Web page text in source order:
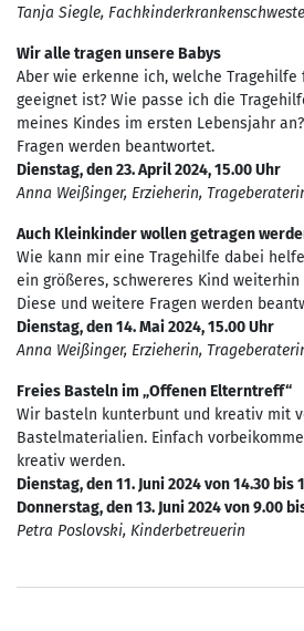
Tanja Siegle,
Wir alle tragen unsere Babys
Aber wie erkenne ich, welche
geeignet ist? Wie passe ich die
meines Kindes im ersten Lebensjahr
Fragen werden beantwortet.
Dienstag, den 23. April 2024, 15.00 Uhr
Anna Weißinger, Erzieherin,
Auch Kleinkinder wollen getragen
Wie kann mir eine Tragehilfe dabei
ein größeres, schwereres Kind weiterhin
Diese und weitere Fragen werden
Dienstag, den 14. Mai 2024, 15.00 Uhr
Anna Weißinger, Erzieherin,
Freies Basteln im „Offenen Elterntreff“
Wir basteln kunterbunt und kreativ mit
Bastelmaterialien. Einfach
kreativ werden.
Dienstag, den 11. Juni 2024 von 14.30 bis
Donnerstag, den 13. Juni 2024 von 9.00
Petra Poslovski, Kinderbetreuerin